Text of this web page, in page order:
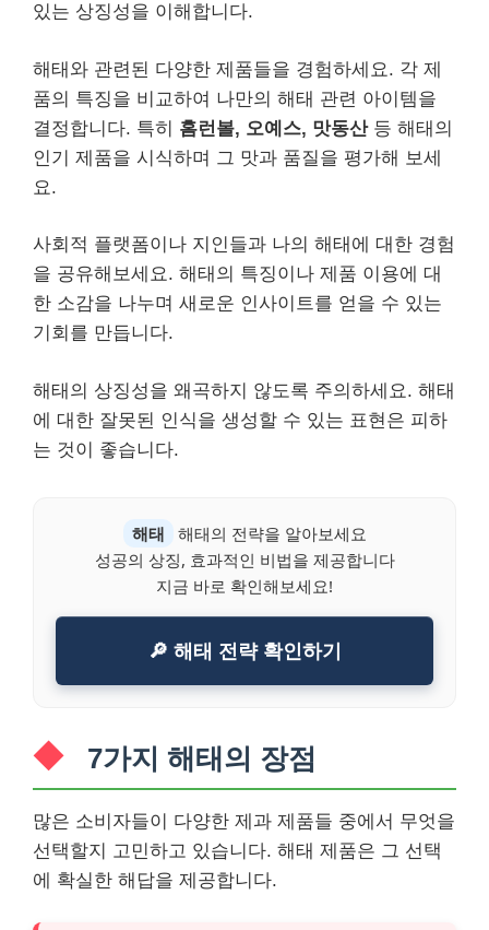
있는 상징성을 이해합니다.
해태와 관련된 다양한 제품들을 경험하세요. 각 제
품의 특징을 비교하여 나만의 해태 관련 아이템을
결정합니다. 특히 홈런볼, 오예스, 맛동산등 해태의
인기 제품을 시식하며 그 맛과 품질을 평가해 보세
요.
사회적 플랫폼이나 지인들과 나의 해태에 대한 경험
을 공유해보세요. 해태의 특징이나 제품 이용에 대
한 소감을 나누며 새로운 인사이트를 얻을 수 있는
기회를 만듭니다.
해태의 상징성을 왜곡하지 않도록 주의하세요. 해태
에 대한 잘못된 인식을 생성할 수 있는 표현은 피하
는 것이 좋습니다.
해태
해태의 전략을 알아보세요
성공의 상징, 효과적인 비법을 제공합니다
지금 바로 확인해보세요!
🔎 해태 전략 확인하기
7가지 해태의 장점
많은 소비자들이 다양한 제과 제품들 중에서 무엇을
선택할지 고민하고 있습니다. 해태 제품은 그 선택
에 확실한 해답을 제공합니다.